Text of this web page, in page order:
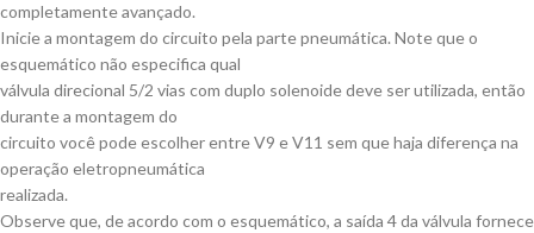
completamente avançado.
Inicie a montagem do circuito pela parte pneumática. Note que o
esquemático não especifica qual
válvula direcional 5/2 vias com duplo solenoide deve ser utilizada, então
durante a montagem do
circuito você pode escolher entre V9 e V11 sem que haja diferença na
operação eletropneumática
realizada.
Observe que, de acordo com o esquemático, a saída 4 da válvula fornece